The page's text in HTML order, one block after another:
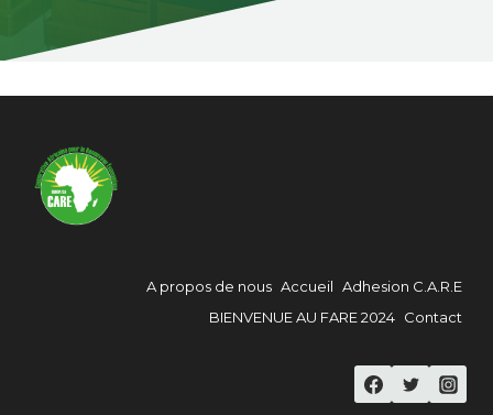
A propos de nous Accueil Adhesion C.A.R.E
BIENVENUE AU FARE 2024 Contact